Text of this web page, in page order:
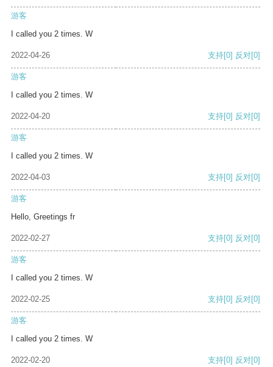
游客
I called you 2 times. W
2022-04-26 支持[0] 反对[0]
游客
I called you 2 times. W
2022-04-20 支持[0] 反对[0]
游客
I called you 2 times. W
2022-04-03 支持[0] 反对[0]
游客
Hello, Greetings fr
2022-02-27 支持[0] 反对[0]
游客
I called you 2 times. W
2022-02-25 支持[0] 反对[0]
游客
I called you 2 times. W
2022-02-20 支持[0] 反对[0]